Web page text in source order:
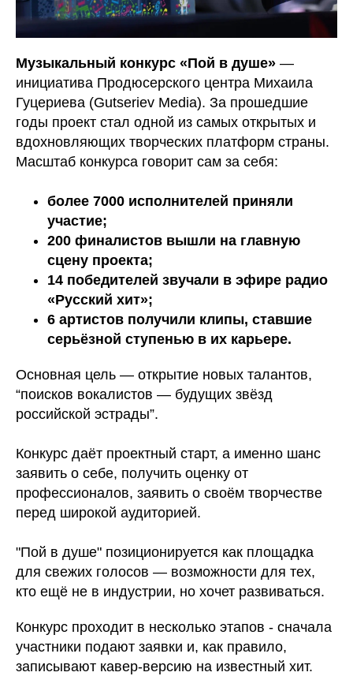
Музыкальный конкурс «Пой в душе» —
инициатива Продюсерского центра Михаила
Гуцериева (Gutseriev Media). За прошедшие
годы проект стал одной из самых открытых и
вдохновляющих творческих платформ страны.
Масштаб конкурса говорит сам за себя:
более 7000 исполнителей приняли
участие;
200 финалистов вышли на главную
сцену проекта;
14 победителей звучали в эфире радио
«Русский хит»;
6 артистов получили клипы, ставшие
серьёзной ступенью в их карьере.
Основная цель — открытие новых талантов,
“поисков вокалистов — будущих звёзд
российской эстрады”.
Конкурс даёт проектный старт, а именно шанс
заявить о себе, получить оценку от
профессионалов, заявить о своём творчестве
перед широкой аудиторией.
"Пой в душе" позиционируется как площадка
для свежих голосов — возможности для тех,
кто ещё не в индустрии, но хочет развиваться.
Конкурс проходит в несколько этапов - сначала
участники подают заявки и, как правило,
записывают кавер-версию на известный хит.